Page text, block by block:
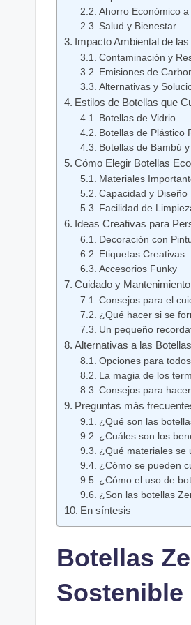
Ahorro Económico
Salud y Bienestar
Impacto Ambiental de
Contaminación y
Emisiones de
Alternativas y
Estilos de Botellas que
Botellas de Vidrio
Botellas de Plástico
Botellas de Bambú
Cómo Elegir Botellas
Materiales
Capacidad y Diseño
Facilidad de
Ideas Creativas para
Decoración con
Etiquetas Creativas
Accesorios Funky
Cuidado y
Consejos para el
¿Qué hacer si se
Un pequeño
Alternativas a las
Opciones para
La magia de los
Consejos para
Preguntas más
¿Qué son las
¿Cuáles son los
¿Qué materiales se
¿Cómo se pueden
¿Cómo el uso de
¿Son las botellas
En síntesis
Botellas
Sostenible